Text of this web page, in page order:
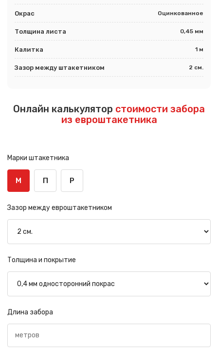
Окрас Оцинкованное
Толщина листа 0,45 мм
Калитка 1 м
Зазор между штакетником 2 см.
Онлайн калькулятор стоимости забора
из евроштакетника
Марки штакетника
М П Р
Зазор между евроштакетником
Толщина и покрытие
Длина забора